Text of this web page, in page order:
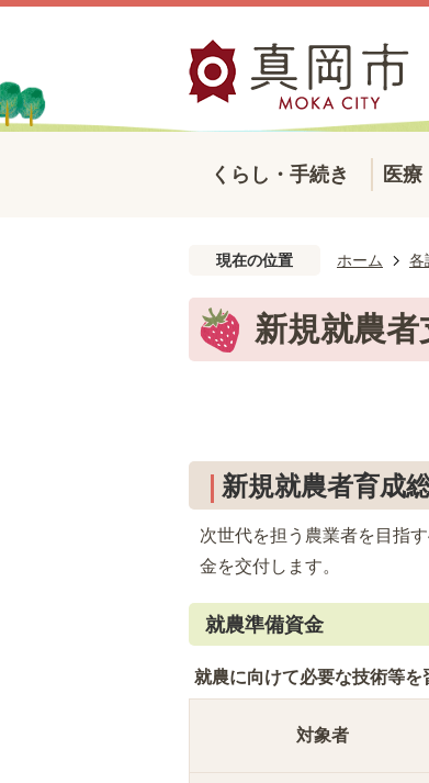
くらし・手続き 医
現在の位置 ホーム 各
新規就農
新規就農者育成
次世代を担う農業者を目指
金を交付します。
就農準備資金
就農に向けて必要な技術等を
対象者